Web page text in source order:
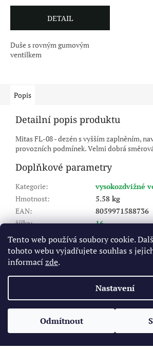
Tento web používá soubory cookie.
tohoto webu vyjadřujete souhlas s
informacízde.
Nastavení
Odmítnout
DETAIL
Duše s rovným gumovým
ventilkem
Popis
Detailní popis produktu
Mitas FL-08 - dezén s vyšším zaplněním,
provozních podmínek. Velmi dobrá
Doplňkové parametry
Kategorie:
vysokozdvižné
Hmotnost:
5.58 kg
EAN:
8059971588736
šířka:
16
profil
ráfek
8
Výrobce pneu (značka)
t
Vytvořil Shoptet